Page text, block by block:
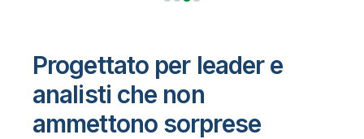
Progettato per leader e
analisti che non
ammettono sorprese